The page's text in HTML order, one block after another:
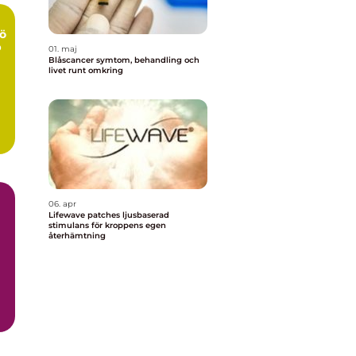
01. maj
Blåscancer symtom, behandling och
livet runt omkring
06. apr
Lifewave patches ljusbaserad
stimulans för kroppens egen
återhämtning